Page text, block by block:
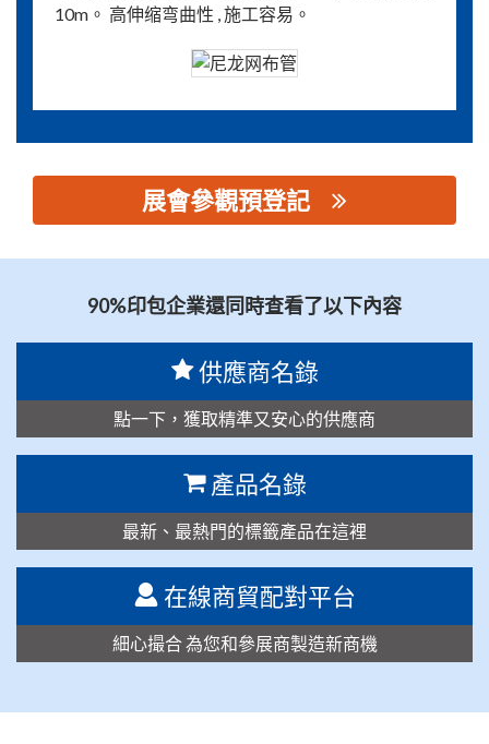
10m。 高伸缩弯曲性 , 施工容易。
展會參觀預登記
90%印包企業還同時查看了以下內容
供應商名錄
點一下，獲取精準又安心的供應商
產品名錄
最新、最熱門的標籤產品在這裡
在線商貿配對平台
細心撮合 為您和參展商製造新商機